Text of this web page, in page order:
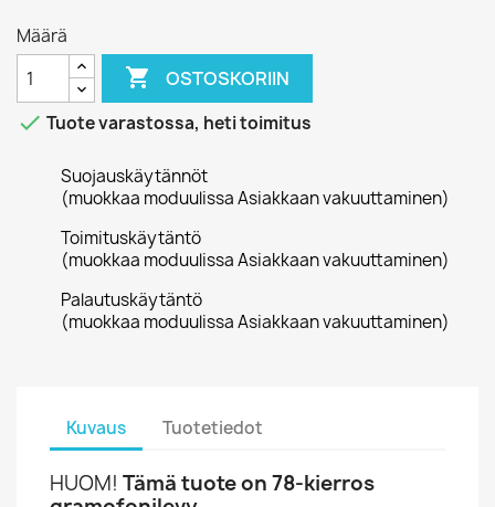
Määrä
 OSTOSKORIIN
 Tuote varastossa, heti toimitus
Suojauskäytännöt
(muokkaa moduulissa Asiakkaan vakuuttaminen)
Toimituskäytäntö
(muokkaa moduulissa Asiakkaan vakuuttaminen)
Palautuskäytäntö
(muokkaa moduulissa Asiakkaan vakuuttaminen)
Kuvaus Tuotetiedot
HUOM! Tämä tuote on 78-kierros